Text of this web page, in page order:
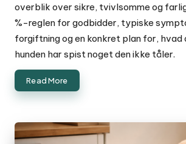
overblik over sikre, tvivlsomme og
%-reglen for godbidder, typiske
forgiftning og en konkret plan for, hvad
hunden har spist noget den ikke tåler.
Read More